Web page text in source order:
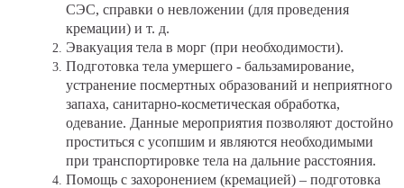
СЭС, справки о невложении (для проведения
кремации) и т. д.
Эвакуация тела в морг (при необходимости).
Подготовка тела умершего - бальзамирование,
устранение посмертных образований и неприятного
запаха, санитарно-косметическая обработка,
одевание. Данные мероприятия позволяют достойно
проститься с усопшим и являются необходимыми
при транспортировке тела на дальние расстояния.
Помощь с захоронением (кремацией) – подготовка